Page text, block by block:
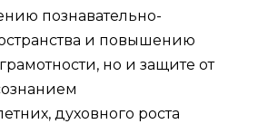
познавательно-
и повышению
но и защите от
духовного роста